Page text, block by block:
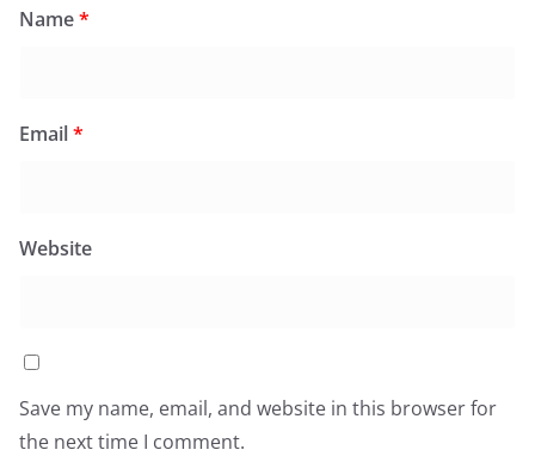
Name*
Email*
Website
Save my name, email, and website in this browser for
the next time I comment.